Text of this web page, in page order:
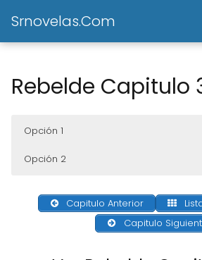
Srnovelas.Com
Rebelde Capitulo
Opción 1
Opción 2
Capitulo Anterior
Capitulo